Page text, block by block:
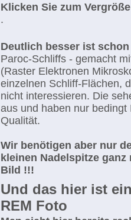
Klicken Sie zum
.
Deutlich besser ist
Paroc-Schliffs - gemacht
(Raster Elektronen
einzelnen Schliff-Flächen,
nicht interessieren. Die
aus und haben nur bedingt
Qualität.
Wir benötigen aber nur
kleinen Nadelspitze
Bild !!!
Und das hier ist
REM Foto